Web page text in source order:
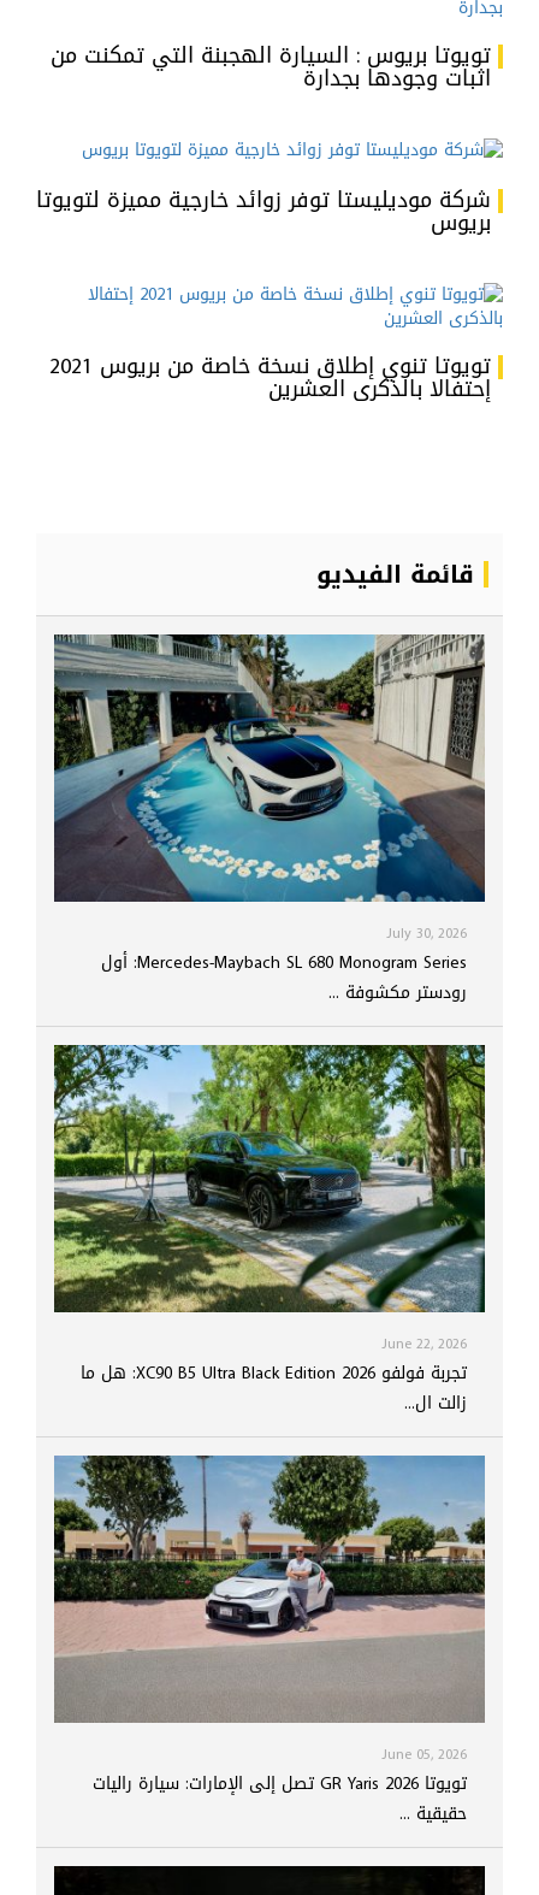
تويوتا بريوس : السيارة الهجبنة التي تمكنت من
اثبات وجودها بجدارة
شركة موديليستا توفر زوائد خارجية مميزة لتويوتا
بريوس
تويوتا تنوي إطلاق نسخة خاصة من بريوس 2021
إحتفالا بالذكرى العشرين
قائمة الفيديو
July 30, 2026
Mercedes-Maybach SL 680 Monogram Series: أول
رودستر مكشوفة ...
June 22, 2026
تجربة فولفو XC90 B5 Ultra Black Edition 2026: هل ما
زالت ال...
June 05, 2026
تويوتا GR Yaris 2026 تصل إلى الإمارات: سيارة راليات
حقيقية ...